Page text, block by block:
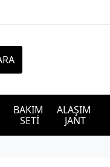
BAKIM
SETİ
ALAŞIM
JANT